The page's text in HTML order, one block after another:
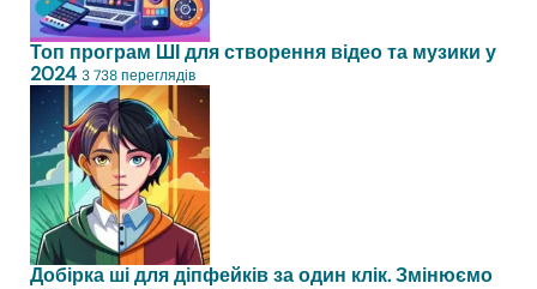
Топ програм ШІ для створення відео та музики у
2024 3 738 переглядів
Добірка ші для діпфейків за один клік. Змінюємо